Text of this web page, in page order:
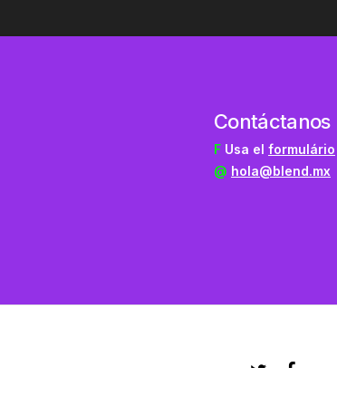
Contáctanos
F Usa el formulário
@ hola@blend.mx
twitter facebook